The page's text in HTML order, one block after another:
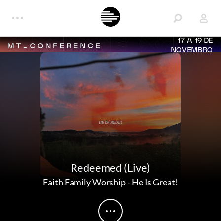
17 A 19 DE
NOVEMBRO
Redeemed (Live)
Faith Family Worship-He Is Great!